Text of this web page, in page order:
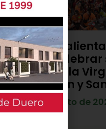
Viana
para celebrar
honor a la
Asunción y
4 de agosto de